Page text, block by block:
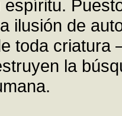
ilusión de
toda
la